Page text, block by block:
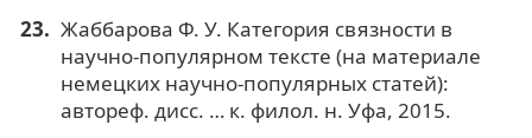
Жаббарова Ф. У. Категория связности в
научно-популярном тексте (на материале
немецких научно-популярных статей):
автореф. дисс. … к. филол. н. Уфа, 2015.